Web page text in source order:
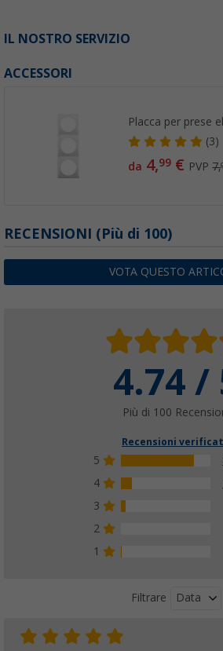
IL NOSTRO SERVIZIO
ACCESSORI
Placca per prese
(3)
da 4,99 € PVP7,
RECENSIONI (Più di 100)
VOTA QUESTO
4.74 /
Più di 100
Recensioni
5
4
3
2
1
Filtrare Data